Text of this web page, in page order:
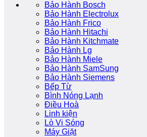
Bảo Hành Bosch
Bảo Hành Electrolux
Bảo Hành Frico
Bảo Hành Hitachi
Bảo Hành Kitchmate
Bảo Hành Lg
Bảo Hành Miele
Bảo Hành SamSung
Bảo Hành Siemens
Bếp Từ
Bình Nóng Lạnh
Điều Hoà
Linh kiện
Lò Vi Sóng
Máy Giặt